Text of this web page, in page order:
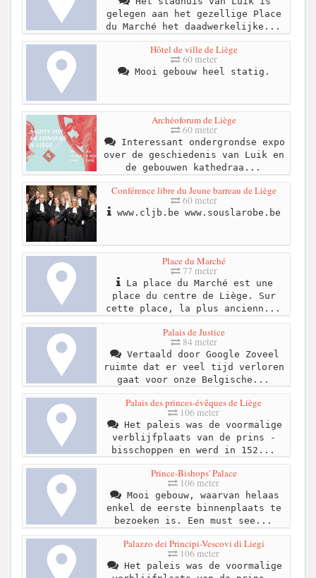
gelegen aan het gezellige Place
du Marché het daadwerkelijke...
Hôtel de ville de Liège
60 meter
Mooi gebouw heel statig.
Archéoforum de Liège
60 meter
Interessant ondergrondse expo
over de geschiedenis van Luik en
de gebouwen kathedraa...
Conférence libre du Jeune barreau de Liège
60 meter
www.cljb.be www.souslarobe.be
Place du Marché
77 meter
La place du Marché est une
place du centre de Liège. Sur
cette place, la plus ancienn...
Palais de Justice
84 meter
Vertaald door Google Zoveel
ruimte dat er veel tijd verloren
gaat voor onze Belgische...
Palais des princes-évêques de Liège
106 meter
Het paleis was de voormalige
verblijfplaats van de prins -
bisschoppen en werd in 152...
Prince-Bishops' Palace
106 meter
Mooi gebouw, waarvan helaas
enkel de eerste binnenplaats te
bezoeken is. Een must see...
Palazzo dei Principi-Vescovi di Liegi
106 meter
Het paleis was de voormalige